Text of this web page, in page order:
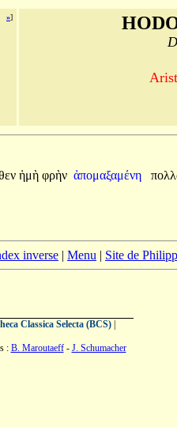
»]
ἡμὴ φρὴν ἀπομαξαμένη
inverse | Menu | Site de
Classica Selecta (BCS)|
: B. Maroutaeff- J. Schumacher